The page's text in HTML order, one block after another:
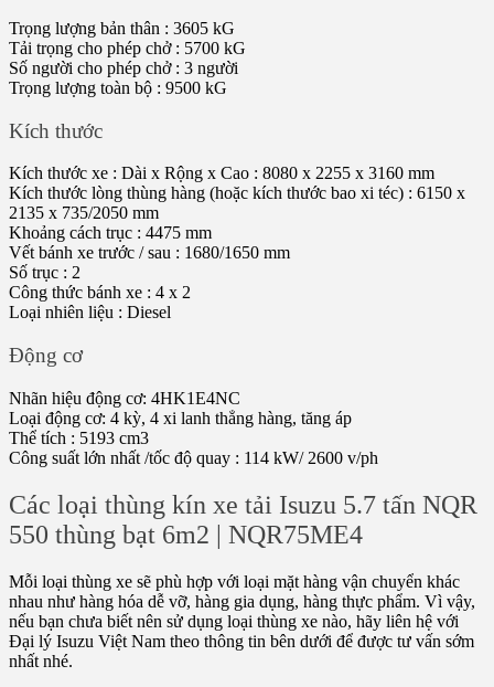
Trọng lượng bản thân : 3605 kG
Tải trọng cho phép chở : 5700 kG
Số người cho phép chở : 3 người
Trọng lượng toàn bộ : 9500 kG
Kích thước
Kích thước xe : Dài x Rộng x Cao : 8080 x 2255 x 3160 mm
Kích thước lòng thùng hàng (hoặc kích thước bao xi téc) : 6150 x
2135 x 735/2050 mm
Khoảng cách trục : 4475 mm
Vết bánh xe trước / sau : 1680/1650 mm
Số trục : 2
Công thức bánh xe : 4 x 2
Loại nhiên liệu : Diesel
Động cơ
Nhãn hiệu động cơ: 4HK1E4NC
Loại động cơ: 4 kỳ, 4 xi lanh thẳng hàng, tăng áp
Thể tích : 5193 cm3
Công suất lớn nhất /tốc độ quay : 114 kW/ 2600 v/ph
Các loại thùng kín xe tải Isuzu 5.7 tấn NQR
550 thùng bạt 6m2 | NQR75ME4
Mỗi loại thùng xe sẽ phù hợp với loại mặt hàng vận chuyển khác
nhau như hàng hóa dễ vỡ, hàng gia dụng, hàng thực phẩm. Vì vậy,
nếu bạn chưa biết nên sử dụng loại thùng xe nào, hãy liên hệ với
Đại lý Isuzu Việt Nam theo thông tin bên dưới để được tư vấn sớm
nhất nhé.